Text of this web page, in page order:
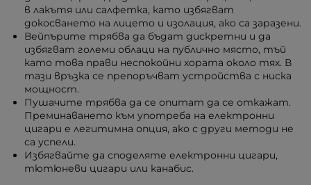
в лакътя или салфетка, като избягват
докосването на лицето и изолация, ако са заразени.
Вейпърите трябва да бъдат дискретни и да
избягват големи облаци на публично място, тъй
като това прави неспокойни хората около тях. В
тази връзка се препоръчват устройства с ниска
мощност.
Пушачите трябва да се опитат да се откажат.
Преминаването към употреба на електронни
цигари е легитимна опция, ако с други методи не
са успели.
Избягвайте да споделяте електронни цигари,
тютюневи цигари или канабис.